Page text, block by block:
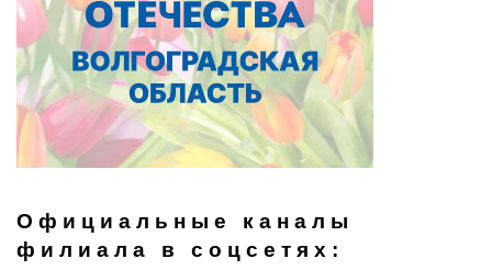
Официальные каналы
филиала в соцсетях: